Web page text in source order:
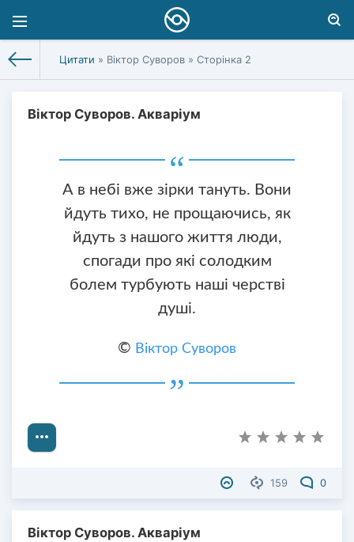
Цитати » Віктор Суворов » Сторінка 2
Віктор Суворов. Акваріум
А в небі вже зірки тануть. Вони
йдуть тихо, не прощаючись, як
йдуть з нашого життя люди,
спогади про які солодким
болем турбують наші черстві
душі.
© Віктор Суворов
159 0
Віктор Суворов. Акваріум